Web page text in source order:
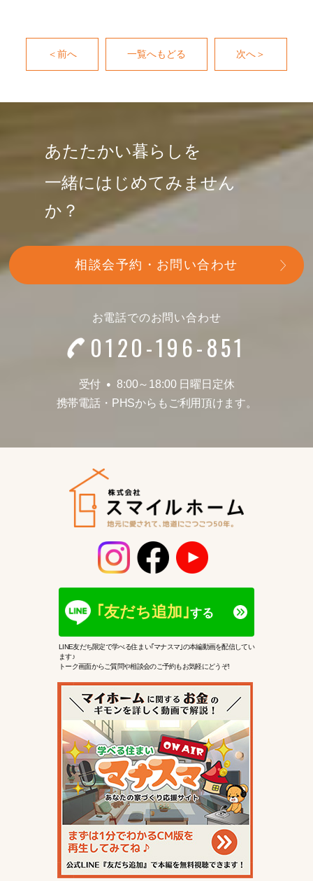
＜前へ 一覧へもどる 次へ＞
あたたかい暮らしを
一緒にはじめてみません
か？
相談会予約・お問い合わせ
お電話でのお問い合わせ
0120-196-851
受付 ●
8:00～18:00 日曜日定休
携帯電話・ PHSからもご利用頂けます。
｢友だち追加｣する
LINE友だち限定で学べる住まい｢マナスマ｣の本編動画を配信してい
ます♪
トーク画面からご質問や相談会のご予約もお気軽にどうぞ!